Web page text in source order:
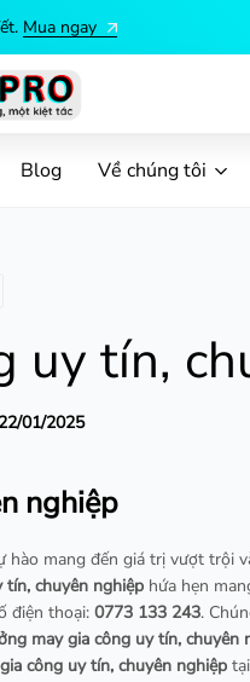
Blog Về chúng tôi
uy tín,
22/01/2025
nghiệp
hào mang đến giá trị vượt trội
tín, chuyên nghiệp hứa hẹn
điện thoại: 0773 133 243.
may gia công uy tín, chuyên
công uy tín, chuyên nghiệp